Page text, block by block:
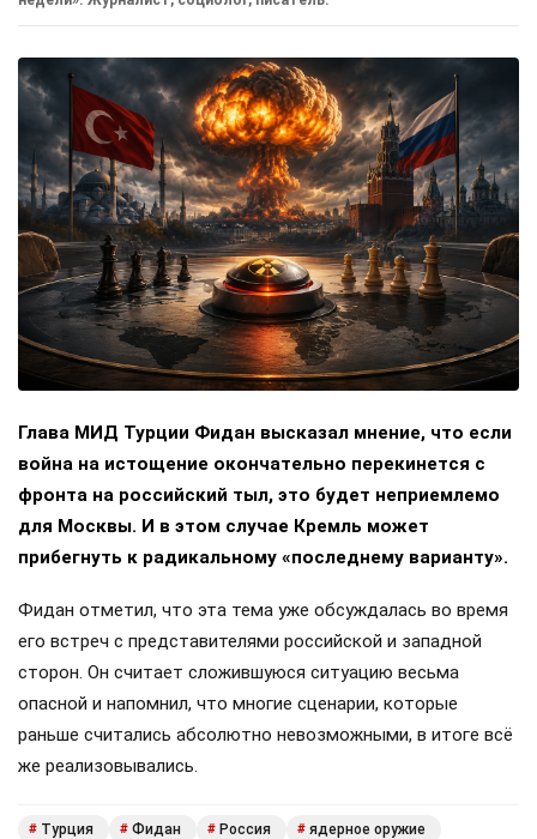
Глава МИД Турции Фидан высказал мнение, что если
война на истощение окончательно перекинется с
фронта на российский тыл, это будет неприемлемо
для Москвы. И в этом случае Кремль может
прибегнуть к радикальному «последнему варианту».
Фидан отметил, что эта тема уже обсуждалась во время
его встреч с представителями российской и западной
сторон. Он считает сложившуюся ситуацию весьма
опасной и напомнил, что многие сценарии, которые
раньше считались абсолютно невозможными, в итоге всё
же реализовывались.
# Турция # Фидан # Россия # ядерное оружие